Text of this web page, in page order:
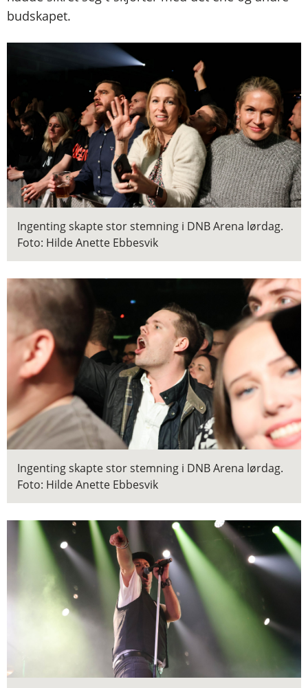
budskapet.
Ingenting skapte stor stemning i DNB Arena lørdag.
Foto: Hilde Anette Ebbesvik
Ingenting skapte stor stemning i DNB Arena lørdag.
Foto: Hilde Anette Ebbesvik